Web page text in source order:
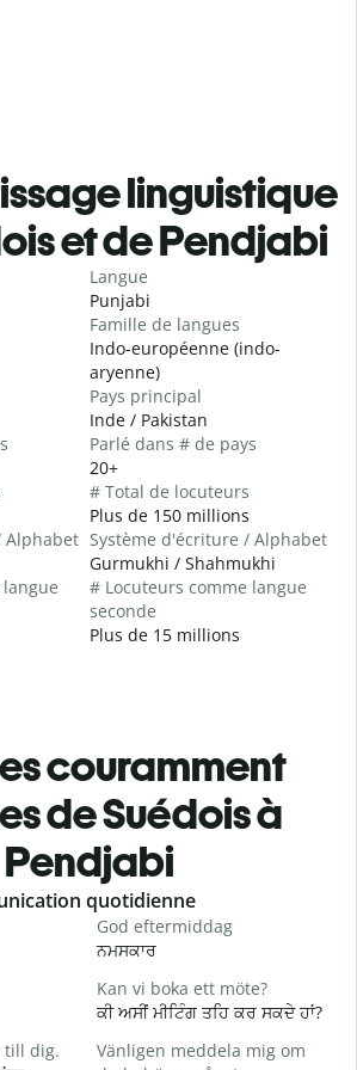
linguistique
et de Pendjabi
Alphabet
Langue
Punjabi
Famille de langues
Indo-européenne (indo-
aryenne)
Pays principal
Inde / Pakistan
Parlé dans # de pays
20+
# Total de locuteurs
Plus de 150 millions
Système d'écriture / Alphabet
Gurmukhi / Shahmukhi
# Locuteurs comme langue
seconde
Plus de 15 millions
couramment
de Suédois à
Pendjabi
quotidienne
God eftermiddag
ਨਮਸਕਾਰ
Kan vi boka ett möte?
ਕੀ ਅਸੀਂ ਮੀਟਿੰਗ ਤਹਿ ਕਰ ਸਕਦੇ ਹਾਂ?
till dig.
Vänligen meddela mig om